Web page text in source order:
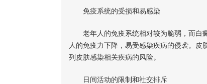
免疫系统的受损和易感染
老年人的免疫系统相对较为脆弱，而白癜
人的免疫力下降，易受感染疾病的侵袭。皮
列皮肤感染相关疾病的风险。
日间活动的限制和社交排斥